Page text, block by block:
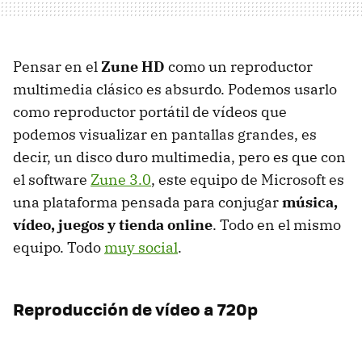
Pensar en elZune HD como un reproductor
multimedia clásico es absurdo. Podemos usarlo
como reproductor portátil de vídeos que
podemos visualizar en pantallas grandes, es
decir, un disco duro multimedia, pero es que con
el software Zune 3.0, este equipo de Microsoft es
una plataforma pensada para conjugarmúsica,
vídeo, juegos y tienda online. Todo en el mismo
equipo. Todomuy social.
Reproducción de vídeo a 720p